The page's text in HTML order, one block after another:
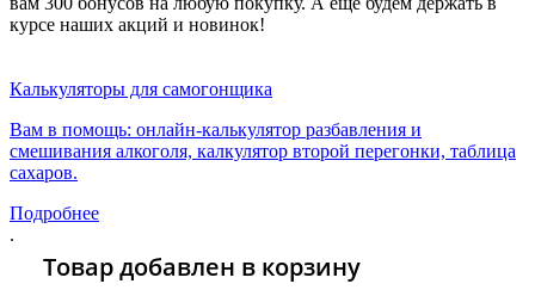
курсе наших акций и новинок!
Калькуляторы для самогонщика
Вам в помощь: онлайн-калькулятор разбавления и
смешивания алкоголя, калкулятор второй перегонки, таблица
сахаров.
Подробнее
.
Товар добавлен в корзину